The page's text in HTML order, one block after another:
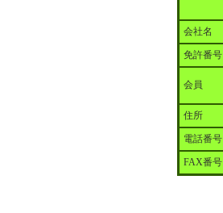
会社名
免許番号
会員
住所
電話番号
FAX番号